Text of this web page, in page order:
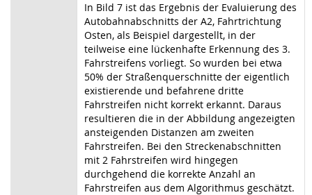
In Bild 7 ist das Ergebnis der Evaluierung des
Autobahnabschnitts der A2, Fahrtrichtung
Osten, als Beispiel dargestellt, in der
teilweise eine lückenhafte Erkennung des 3.
Fahrstreifens vorliegt. So wurden bei etwa
50% der Straßenquerschnitte der eigentlich
existierende und befahrene dritte
Fahrstreifen nicht korrekt erkannt. Daraus
resultieren die in der Abbildung angezeigten
ansteigenden Distanzen am zweiten
Fahrstreifen. Bei den Streckenabschnitten
mit 2 Fahrstreifen wird hingegen
durchgehend die korrekte Anzahl an
Fahrstreifen aus dem Algorithmus geschätzt.